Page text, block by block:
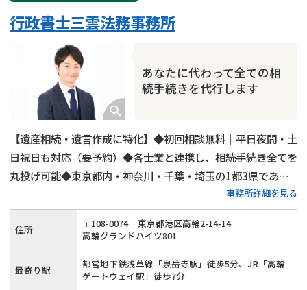
あなたに代わって全ての相
続手続きを代行します
行政書士三雲法務事務所
【遺産相続・遺言作成に特化】◆初回相談無料｜平日夜間・土
日祝日も対応（要予約）◆各士業と連携し、相続手続き全てを
丸投げ可能◆東京都内・神奈川・千葉・埼玉の1都3県であれ
ば無料出張相談◆相続人調査代行／相続財産調査代行／遺産分
割協議書作成支援・相続人間連絡調整／銀行口座の解約、名義
変更代行◆相続手続きを一括しておまかせください
事務所詳細を見る
住所 〒108-0074
東京都港区高輪2-14-14
高輪グランドハイツ801
最寄り駅
都営地下鉄浅草線「泉岳寺駅」徒歩5分、JR「高輪
ゲートウェイ駅」徒歩7分